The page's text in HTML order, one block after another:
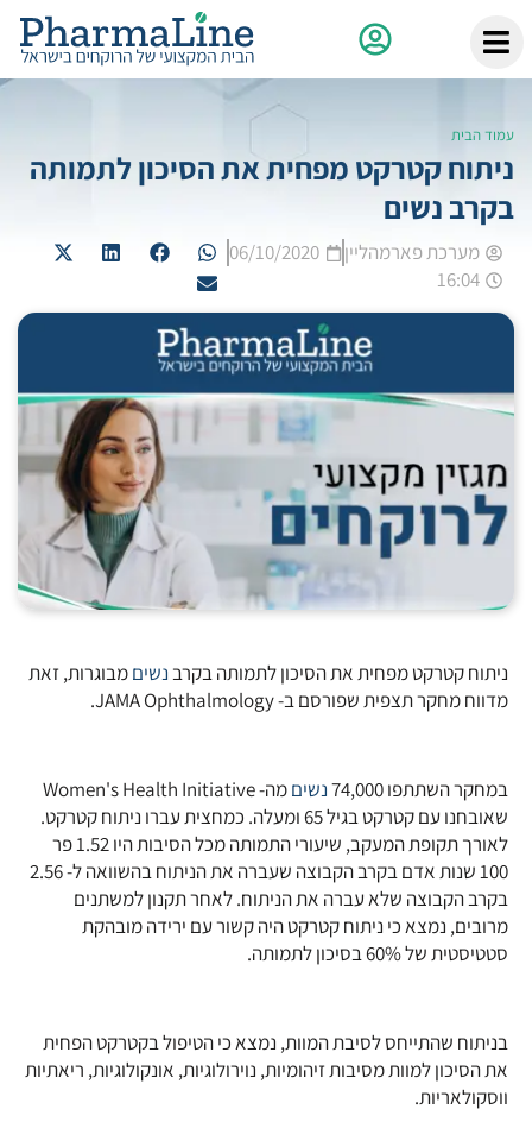
עמוד הבית
ניתוח קטרקט מפחית את הסיכון לתמותה
בקרב נשים
מערכת פארמהליין
06/10/2020
16:04
ניתוח קטרקט מפחית את הסיכון לתמותה בקרבנשיםמבוגרות, זאת
מדווח מחקר תצפית שפורסם ב- JAMA Ophthalmology.
במחקר השתתפו 74,000 נשים
מה- Women's Health Initiative
שאובחנו עם קטרקט בגיל 65 ומעלה. כמחצית עברו ניתוח קטרקט.
לאורך תקופת המעקב, שיעורי התמותה מכל הסיבות היו 1.52 פר
100 שנות אדם בקרב הקבוצה שעברה את הניתוח בהשוואה ל- 2.56
בקרב הקבוצה שלא עברה את הניתוח. לאחר תקנון למשתנים
מרובים, נמצא כי ניתוח קטרקט היה קשור עם ירידה מובהקת
סטטיסטית של 60% בסיכון לתמותה.
בניתוח שהתייחס לסיבת המוות, נמצא כי הטיפול בקטרקט הפחית
את הסיכון למוות מסיבות זיהומיות, נוירולוגיות, אונקולוגיות, ריאתיות
ווסקולאריות.